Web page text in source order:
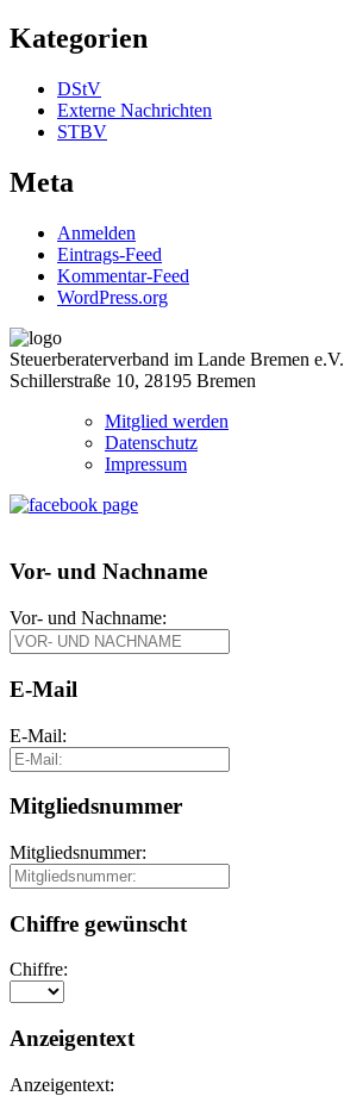
Kategorien
DStV
Externe Nachrichten
STBV
Meta
Anmelden
Eintrags-Feed
Kommentar-Feed
WordPress.org
Steuerberaterverband im Lande Bremen e.V.
Schillerstraße 10, 28195 Bremen
Mitglied werden
Datenschutz
Impressum
Vor- und Nachname
Vor- und Nachname:
E-Mail
E-Mail:
Mitgliedsnummer
Mitgliedsnummer:
Chiffre gewünscht
Chiffre:
Anzeigentext
Anzeigentext: